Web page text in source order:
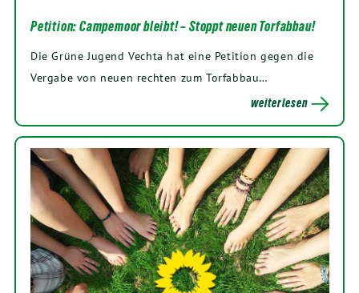
Petition: Campemoor bleibt! – Stoppt neuen Torfabbau!
Die Grüne Jugend Vechta hat eine Petition gegen die
Vergabe von neuen rechten zum Torfabbau…
weiterlesen